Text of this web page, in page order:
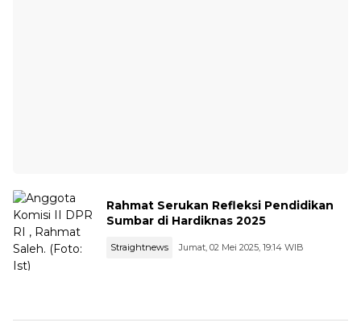
Rahmat Serukan Refleksi Pendidikan
Sumbar di Hardiknas 2025
Straightnews Jumat, 02 Mei 2025, 19:14 WIB